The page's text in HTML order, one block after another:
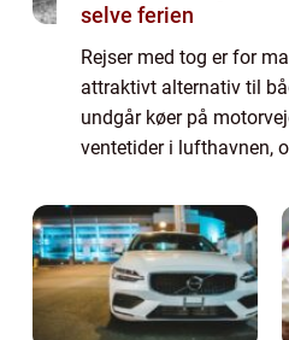
selve ferien
Rejser med tog er for
attraktivt alternativ til
undgår køer på
ventetider i lufthavnen,
lade landskabet skifte
j...